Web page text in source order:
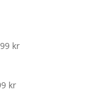
krPrisintervall:
kr